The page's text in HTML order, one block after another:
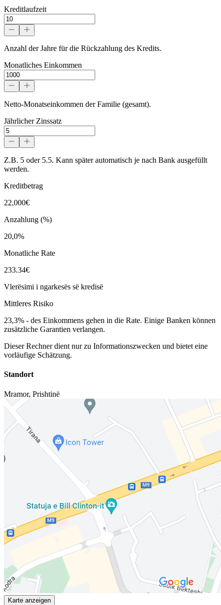
Kreditlaufzeit
Anzahl der Jahre für die Rückzahlung des Kredits.
Monatliches Einkommen
Netto-Monatseinkommen der Familie (gesamt).
Jährlicher Zinssatz
Z.B. 5 oder 5.5. Kann später automatisch je nach Bank ausgefüllt
werden.
Kreditbetrag
22,000€
Anzahlung (%)
20,0%
Monatliche Rate
233.34€
Vlerësimi i ngarkesës së kredisë
Mittleres Risiko
23,3% - des Einkommens gehen in die Rate. Einige Banken können
zusätzliche Garantien verlangen.
Dieser Rechner dient nur zu Informationszwecken und bietet eine
vorläufige Schätzung.
Standort
Mramor, Prishtinë
Karte anzeigen